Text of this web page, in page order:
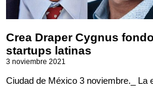
Crea Draper Cygnus
startups latinas
3 noviembre 2021
Ciudad de México 3 noviembre._ La